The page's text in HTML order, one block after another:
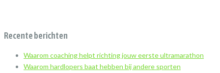
Recente berichten
Waarom coaching helpt richting jouw eerste ultramarathon
Waarom hardlopers baat hebben bij andere sporten